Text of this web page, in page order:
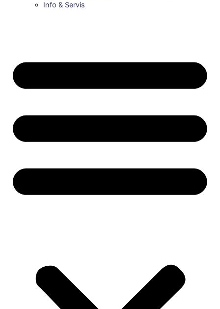
Info & Servis